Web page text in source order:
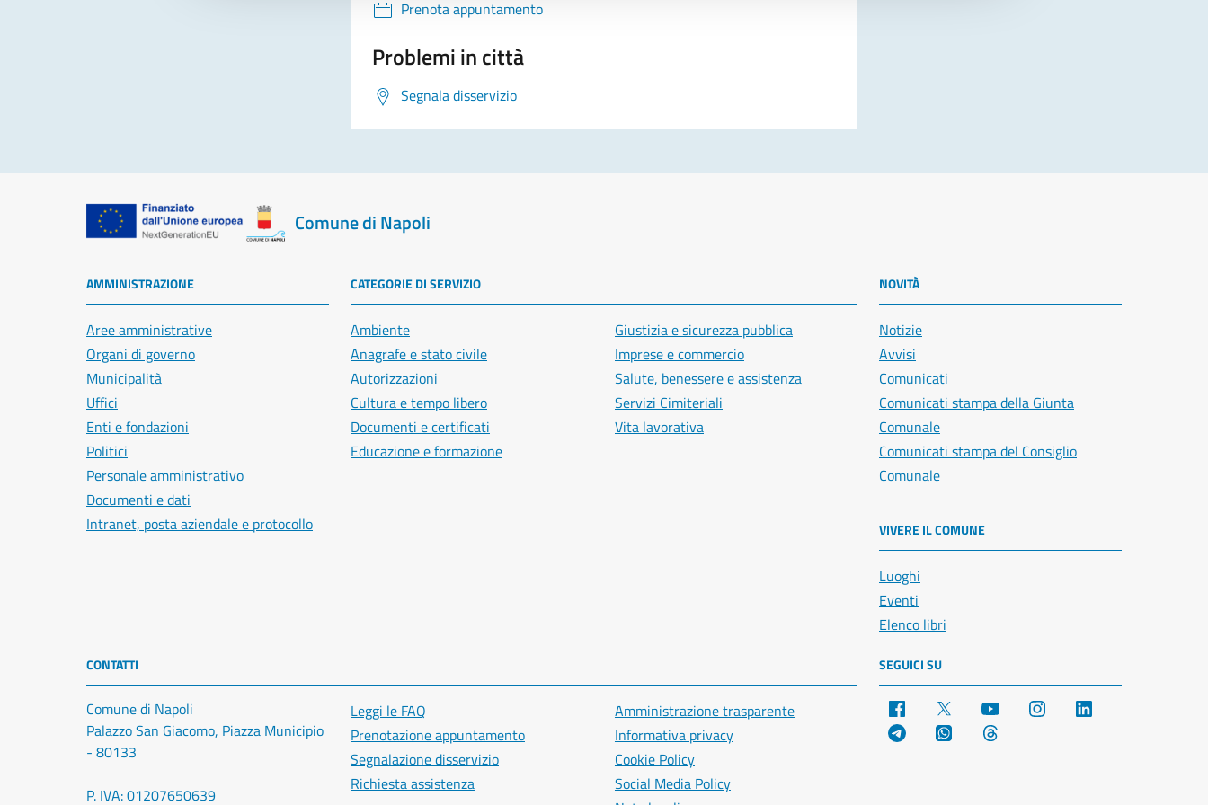
Prenota appuntamento
Problemi in città
Segnala disservizio
Comune di Napoli
AMMINISTRAZIONE
Aree amministrative
Organi di governo
Municipalità
Uffici
Enti e fondazioni
Politici
Personale amministrativo
Documenti e dati
Intranet, posta aziendale e protocollo
CATEGORIE DI SERVIZIO
Ambiente
Anagrafe e stato civile
Autorizzazioni
Cultura e tempo libero
Documenti e certificati
Educazione e formazione
Giustizia e sicurezza pubblica
Imprese e commercio
Salute, benessere e assistenza
Servizi Cimiteriali
Vita lavorativa
NOVITÀ
Notizie
Avvisi
Comunicati
Comunicati stampa della Giunta
Comunale
Comunicati stampa del Consiglio
Comunale
VIVERE IL COMUNE
Luoghi
Eventi
Elenco libri
CONTATTI
Comune di Napoli
Palazzo San Giacomo, Piazza Municipio
- 80133
P. IVA: 01207650639
Leggi le FAQ
Prenotazione appuntamento
Segnalazione disservizio
Richiesta assistenza
Amministrazione trasparente
Informativa privacy
Cookie Policy
Social Media Policy
SEGUICI SU
Facebook YouTube Instagram
Telegram WhatsApp